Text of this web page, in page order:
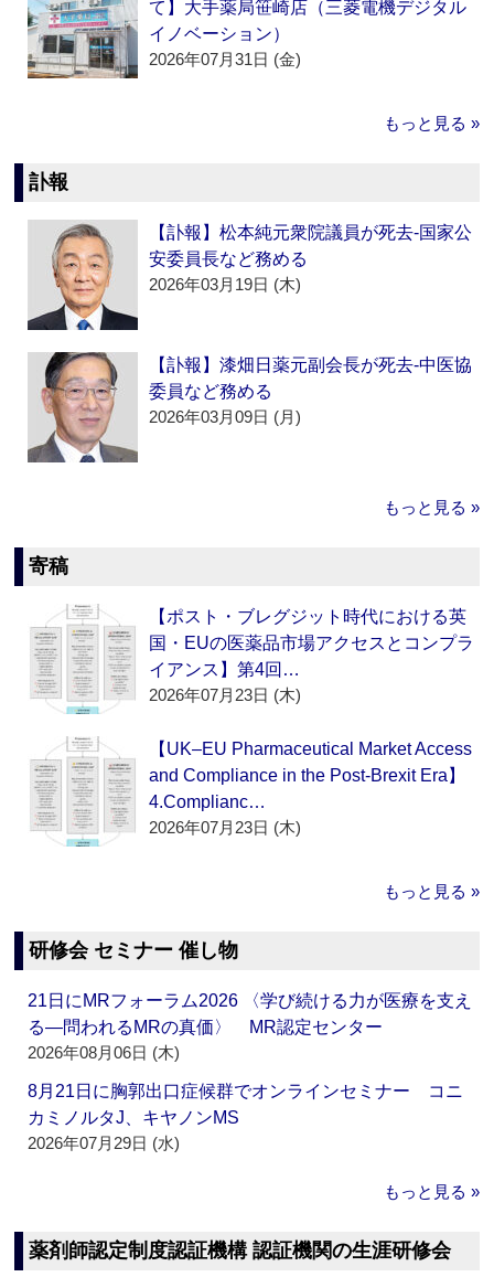
て】大手薬局笹崎店（三菱電機デジタル
イノベーション）
2026年07月31日 (金)
もっと見る »
訃報
【訃報】松本純元衆院議員が死去‐国家公
安委員長など務める
2026年03月19日 (木)
【訃報】漆畑日薬元副会長が死去‐中医協
委員など務める
2026年03月09日 (月)
もっと見る »
寄稿
【ポスト・ブレグジット時代における英
国・EUの医薬品市場アクセスとコンプラ
イアンス】第4回…
2026年07月23日 (木)
【UK–EU Pharmaceutical Market Access
and Compliance in the Post-Brexit Era】
4.Complianc…
2026年07月23日 (木)
もっと見る »
研修会 セミナー 催し物
21日にMRフォーラム2026 〈学び続ける力が医療を支え
る―問われるMRの真価〉 MR認定センター
2026年08月06日 (木)
8月21日に胸郭出口症候群でオンラインセミナー コニ
カミノルタJ、キヤノンMS
2026年07月29日 (水)
もっと見る »
薬剤師認定制度認証機構 認証機関の生涯研修会